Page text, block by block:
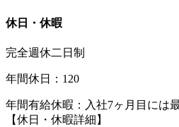
休日・休暇
完全週休二日制
年間休日：120
年間有給休暇：入社7ヶ月目には
【休日・休暇詳細】